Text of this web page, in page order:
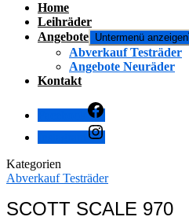
Home
Leihräder
Angebote Untermenü anzeigen
Abverkauf Testräder
Angebote Neuräder
Kontakt
Kategorien
Abverkauf Testräder
SCOTT SCALE 970